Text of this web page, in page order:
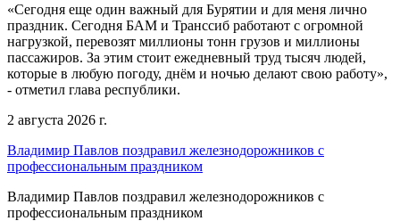
«Сегодня еще один важный для Бурятии и для меня лично
праздник. Сегодня БАМ и Транссиб работают с огромной
нагрузкой, перевозят миллионы тонн грузов и миллионы
пассажиров. За этим стоит ежедневный труд тысяч людей,
которые в любую погоду, днём и ночью делают свою работу»,
- отметил глава республики.
2 августа 2026 г.
Владимир Павлов поздравил железнодорожников с
профессиональным праздником
Владимир Павлов поздравил железнодорожников с
профессиональным праздником